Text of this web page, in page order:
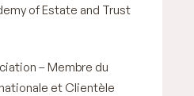
of Estate and Trust
– Membre du
et Clientèle